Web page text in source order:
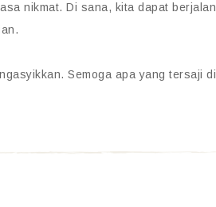
nikmat. Di sana, kita dapat berjalan
Semoga apa yang tersaji di